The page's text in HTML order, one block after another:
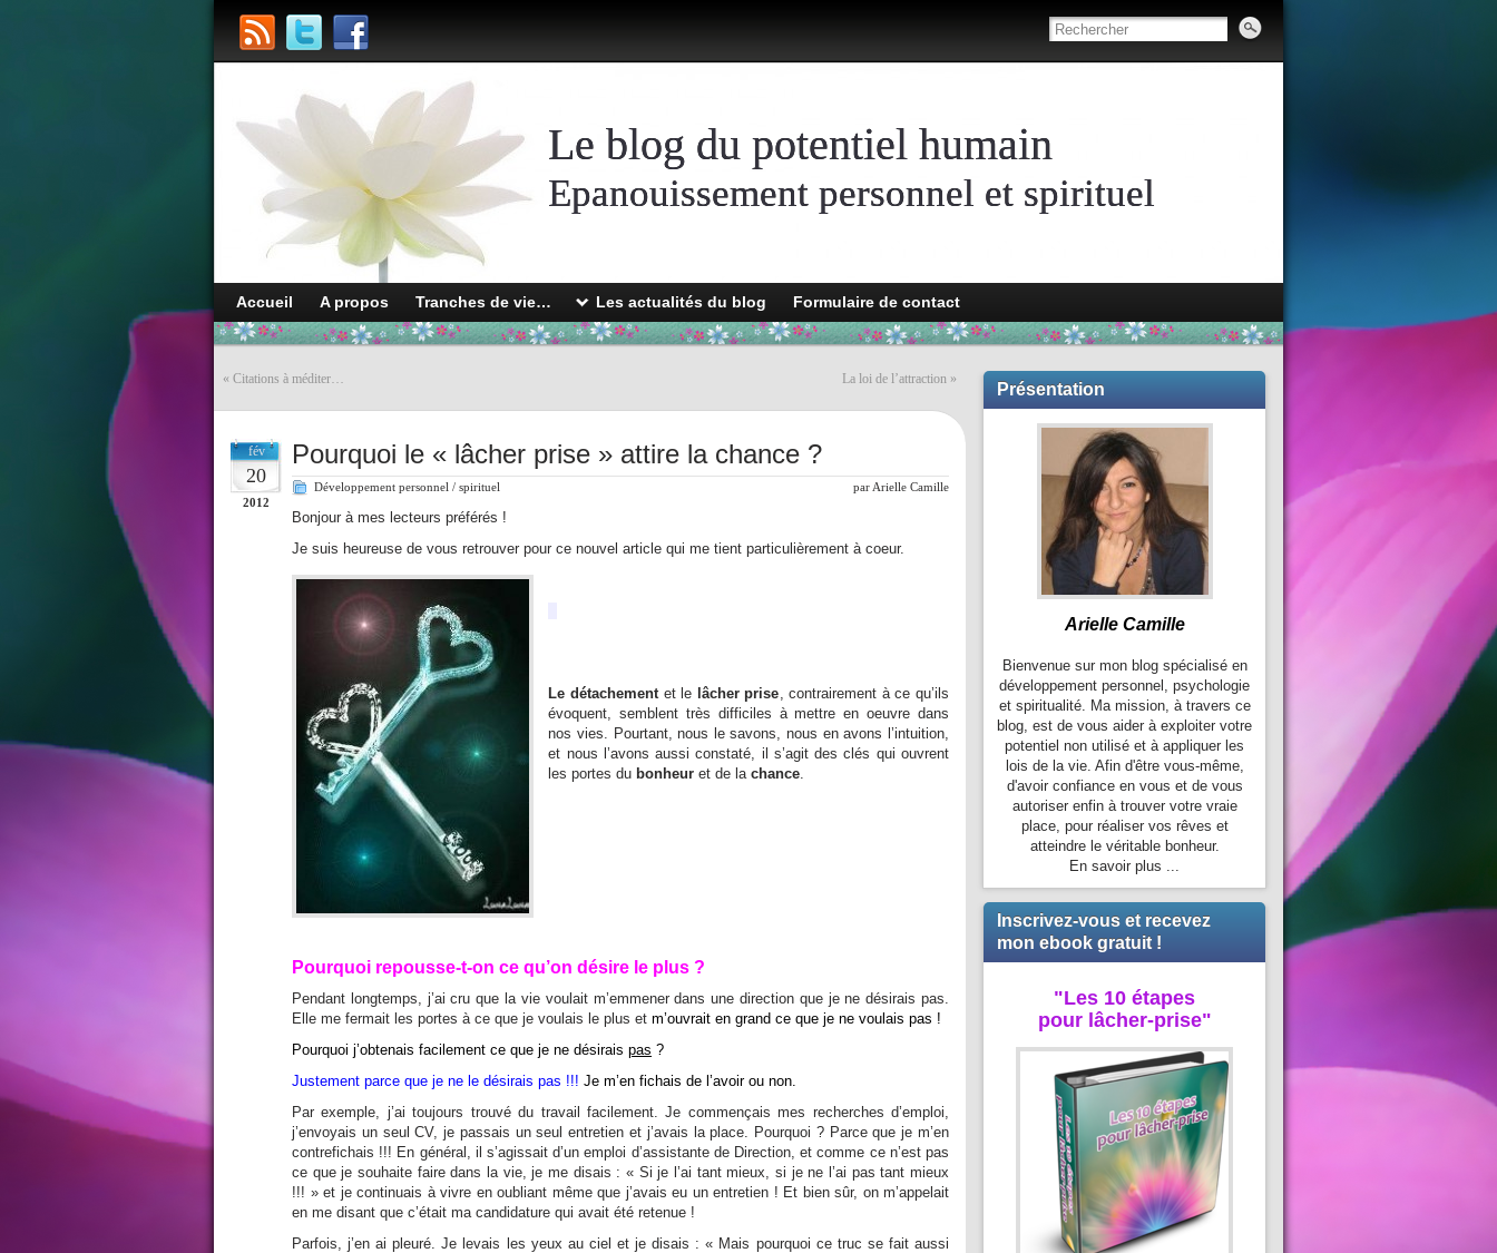
Le blog du potentiel humain
Epanouissement personnel et spirituel
Accueil A propos Tranches de vie… Les actualités du blog Formulaire de contact
« Citations à méditer… La loi de l’attraction »
fév
20
2012
Pourquoi le « lâcher prise » attire la chance ?
Développement personnel / spirituel par Arielle Camille
Bonjour à mes lecteurs préférés !
Je suis heureuse de vous retrouver pour ce nouvel article qui me tient particulièrement à coeur.
Le détachementet le lâcher prise, contrairement à ce qu’ils
évoquent, semblent très difficiles à mettre en oeuvre dans
nos vies. Pourtant, nous le savons, nous en avons l’intuition,
et nous l’avons aussi constaté, il s’agit des clés qui ouvrent
les portes du bonheur et de lachance.
Pourquoi repousse-t-on ce qu’on désire le plus ?
Pendant longtemps, j’ai cru que la vie voulait m’emmener dans une direction que je ne désirais pas.
Elle me fermait les portes à ce que je voulais le plus et m’ouvrait en grand ce que je ne voulais pas !
Pourquoi j’obtenais facilement ce que je ne désirais pas ?
Justement parce que je ne le désirais pas !!! Je m’en fichais de l’avoir ou non.
Par exemple, j’ai toujours trouvé du travail facilement. Je commençais mes recherches d’emploi,
j’envoyais un seul CV, je passais un seul entretien et j’avais la place. Pourquoi ? Parce que je m’en
contrefichais !!! En général, il s’agissait d’un emploi d’assistante de Direction, et comme ce n’est pas
ce que je souhaite faire dans la vie, je me disais : « Si je l’ai tant mieux, si je ne l’ai pas tant mieux
!!! » et je continuais à vivre en oubliant même que j’avais eu un entretien ! Et bien sûr, on m’appelait
en me disant que c’était ma candidature qui avait été retenue !
Parfois, j’en ai pleuré. Je levais les yeux au ciel et je disais : « Mais pourquoi ce truc se fait aussi
Présentation
Arielle Camille
Bienvenue sur mon blog spécialisé en
développement personnel, psychologie
et spiritualité. Ma mission, à travers ce
blog, est de vous aider à exploiter votre
potentiel non utilisé et à appliquer les
lois de la vie. Afin d'être vous-même,
d'avoir confiance en vous et de vous
autoriser enfin à trouver votre vraie
place, pour réaliser vos rêves et
atteindre le véritable bonheur.
En savoir plus ...
Inscrivez-vous et recevez
mon ebook gratuit !
"Les 10 étapes
pour lâcher-prise"